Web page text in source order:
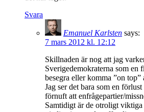
Svara
Emanuel Karlsten says:
7 mars 2012 kl. 12:12
Skillnaden är nog att jag
Sverigedemokraterna som en
besegra eller komma ”on top”
Jag ser det bara som en
förnuft att enfrågepartier/
Samtidigt är de otroligt